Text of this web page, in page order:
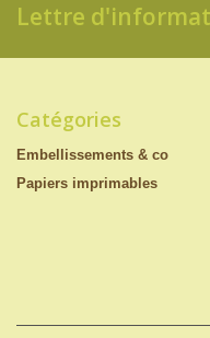
Lettre
Catégories
Embellissements & co
Papiers imprimables